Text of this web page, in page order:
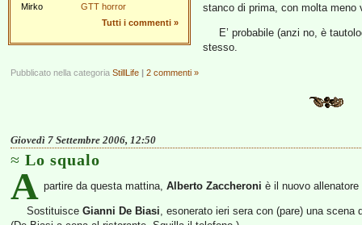
Mirko
GTT horror
Tutti i commenti »
stanco di prima, con molta
E’ probabile (anzi no, è
stesso.
Pubblicato nella categoria StillLife | 2 commenti »
Giovedì 7 Settembre 2006, 12:50
Lo squalo
A partire da questa mattina, Alberto Zaccheroni è il nuovo
Sostituisce Gianni De Biasi, esonerato ieri sera con (pare) una scena